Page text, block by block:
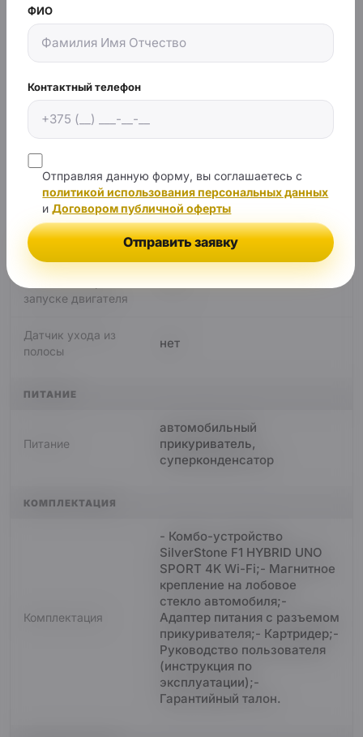
сенсор)
Микрофон
Встроенный
динамик
есть
Наложение на
видео времени и
даты
есть
Автоматическое
запуске двигателя
Датчик ухода из
полосы
нет
ПИТАНИЕ
Питание
автомобильный
прикуриватель,
суперконденсатор
КОМПЛЕКТАЦИЯ
Комплектация
- Комбо-устройство
SilverStone F1 HYBRID UNO
SPORT 4K Wi-Fi;- Магнитное
крепление на лобовое
стекло автомобиля;-
Адаптер питания с разъемом
прикуривателя;- Картридер;-
Руководство пользователя
(инструкция по
эксплуатации);-
Гарантийный талон.
ФИО
Контактный телефон
Отправляя данную форму, вы соглашаетесь с
политикой использования персональных данных
иДоговором публичной оферты
Отправить заявку